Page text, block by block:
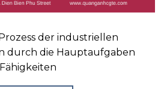
der industriellen
durch die Hauptaufgaben